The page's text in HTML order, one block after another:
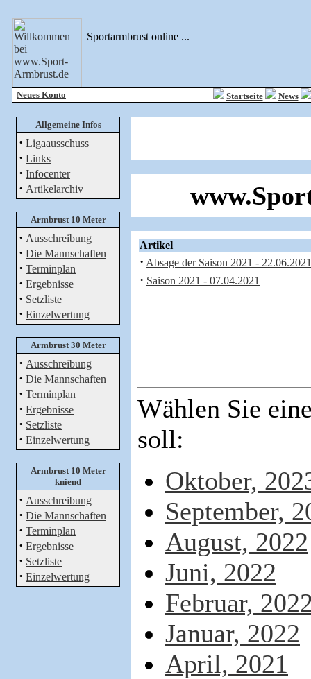
Sportarmbrust online ...
Neues Konto Startseite News
Allgemeine Infos
· Ligaausschuss
· Links
· Infocenter
· Artikelarchiv
Armbrust 10 Meter
· Ausschreibung
· Die Mannschaften
· Terminplan
· Ergebnisse
· Setzliste
· Einzelwertung
Armbrust 30 Meter
· Ausschreibung
· Die Mannschaften
· Terminplan
· Ergebnisse
· Setzliste
· Einzelwertung
Armbrust 10 Meter
kniend
· Ausschreibung
· Die Mannschaften
· Terminplan
· Ergebnisse
· Setzliste
· Einzelwertung
Artikel
· Absage der Saison 2021 - 22.06.2021
· Saison 2021 - 07.04.2021
Wählen Sie
soll:
Oktober,
September,
August, 2022
Juni, 2022
Februar,
Januar, 2022
April, 2021